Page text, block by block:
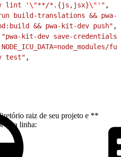
lint '\"**/*.{js,jsx}\" '" ,
run build-translations &&
&& pwa-kit-dev push" ,
"pwa-kit-dev save-credentials"
test" ,
raiz de seu projeto e **
esta linha: